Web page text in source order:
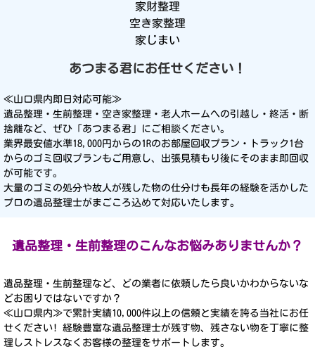
家財整理
空き家整理
家じまい
あつまる君にお任せください！
≪山口県内即日対応可能≫
遺品整理・生前整理・空き家整理・老人ホームへの引越し・終活・断
捨離など、ぜひ「あつまる君」にご相談ください。
業界最安値水準18,000円からの1Rのお部屋回収プラン・トラック1台
からのゴミ回収プランもご用意し、出張見積もり後にそのまま即回収
が可能です。
大量のゴミの処分や故人が残した物の仕分けも長年の経験を活かした
プロの遺品整理士がまごころ込めて対応いたします。
遺品整理・生前整理のこんなお悩みありませんか？
遺品整理・生前整理など、どの業者に依頼したら良いかわからないな
どお困りではないですか？
≪山口県内≫で累計実績10,000件以上の信頼と実績を誇る当社にお任
せください! 経験豊富な遺品整理士が残す物、残さない物を丁寧に整
理しストレスなくお客様の整理をサポートします。